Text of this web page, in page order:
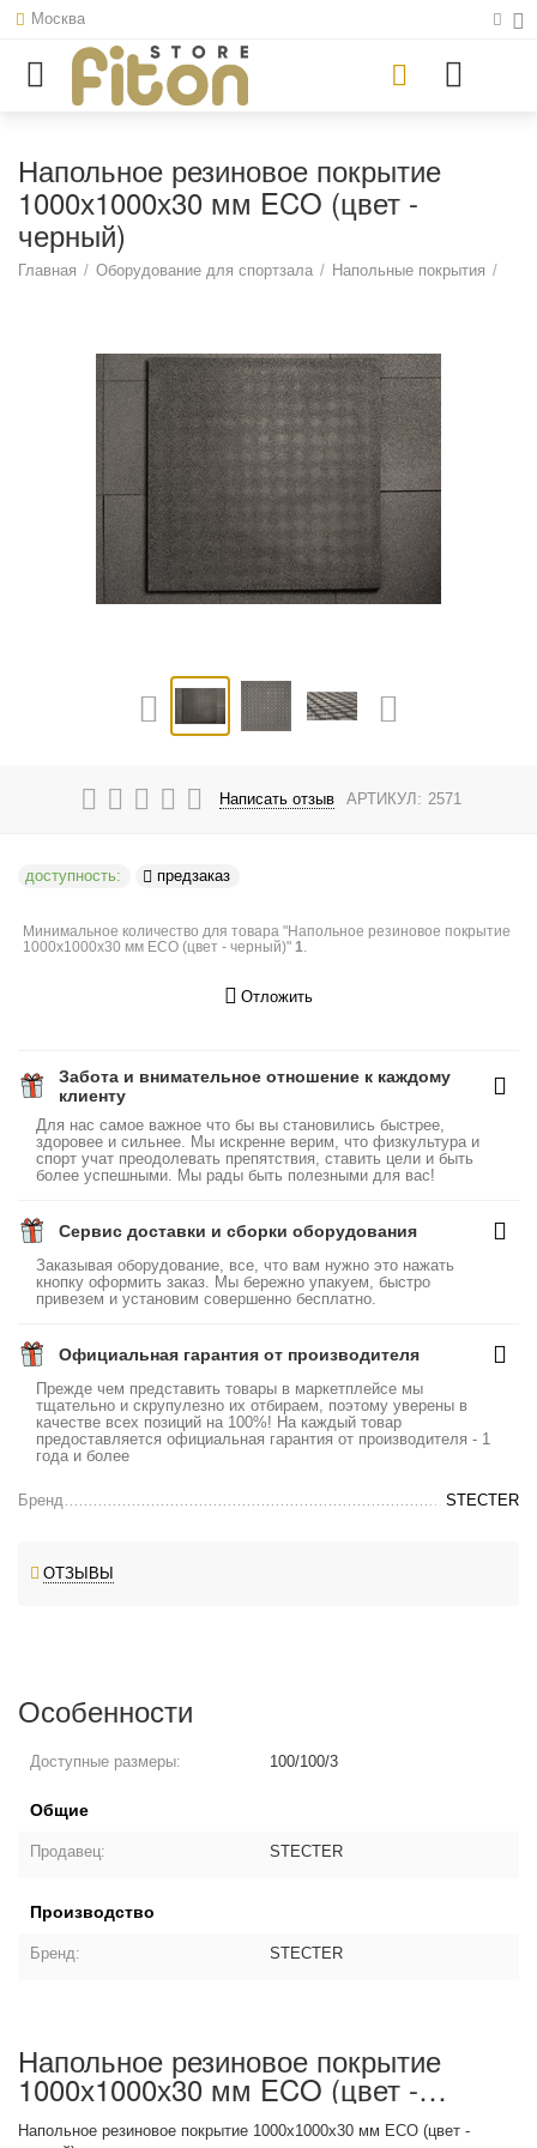
Москва
Напольное резиновое покрытие
1000х1000х30 мм ECO (цвет -
черный)
Главная / Оборудование для спортзала / Напольные покрытия /
Написать отзыв АРТИКУЛ: 2571
доступность: предзаказ
Минимальное количество для товара "Напольное резиновое покрытие
1000х1000х30 мм ECO (цвет - черный)"1.
Отложить
Забота и внимательное отношение к каждому
клиенту
Для нас самое важное что бы вы становились быстрее,
здоровее и сильнее. Мы искренне верим, что физкультура и
спорт учат преодолевать препятствия, ставить цели и быть
более успешными. Мы рады быть полезными для вас!
Сервис доставки и сборки оборудования
Заказывая оборудование, все, что вам нужно это нажать
кнопку оформить заказ. Мы бережно упакуем, быстро
привезем и установим совершенно бесплатно.
Официальная гарантия от производителя
Прежде чем представить товары в маркетплейсе мы
тщательно и скрупулезно их отбираем, поэтому уверены в
качестве всех позиций на 100%! На каждый товар
предоставляется официальная гарантия от производителя - 1
года и более
Бренд STECTER
ОТЗЫВЫ
Особенности
Доступные размеры: 100/100/3
Общие
Продавец: STECTER
Производство
Бренд: STECTER
Напольное резиновое покрытие
1000х1000х30 мм ECO (цвет -
черный): описание товара
Напольное резиновое покрытие 1000х1000х30 мм ECO (цвет -